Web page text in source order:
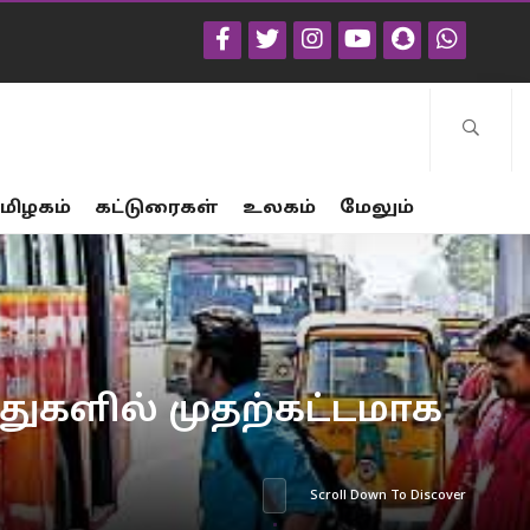
கட்டுரைகள் உலகம் மேலும்
முதற்கட்டமாக
Scroll Down To Discover